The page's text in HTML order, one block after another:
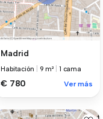
Madrid
Habitación 9 m² 1 cama
€ 780 Ver más